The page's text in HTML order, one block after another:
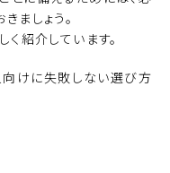
ましょう。
紹介しています。
けに失敗しない選び方